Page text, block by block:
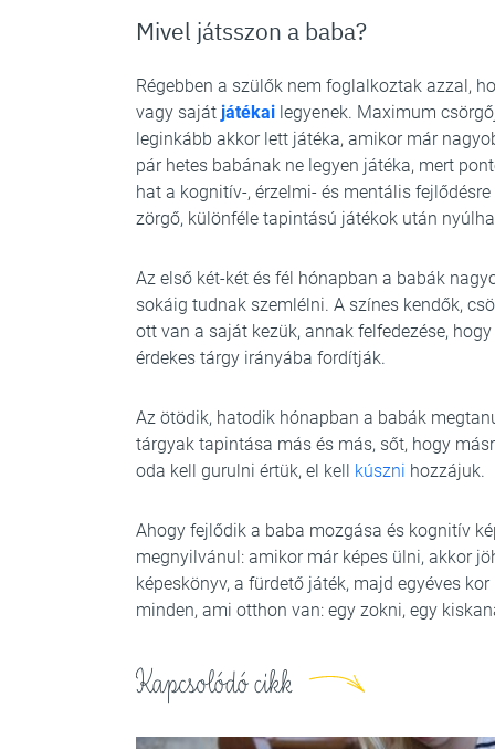
Mivel játsszon a baba?
Régebben a szülők nem foglalkoztak azzal,
vagy saját játékai legyenek. Maximum
leginkább akkor lett játéka, amikor már
pár hetes babának ne legyen játéka, mert
hat a kognitív-, érzelmi- és mentális
zörgő, különféle tapintású játékok után
Az első két-két és fél hónapban a babák
sokáig tudnak szemlélni. A színes kendők,
ott van a saját kezük, annak felfedezése,
érdekes tárgy irányába fordítják.
Az ötödik, hatodik hónapban a babák
tárgyak tapintása más és más, sőt, hogy
oda kell gurulni értük, el kell kúszni hozzájuk.
Ahogy fejlődik a baba mozgása és kognitív
megnyilvánul: amikor már képes ülni, akkor
képeskönyv, a fürdető játék, majd egyéves
minden, ami otthon van: egy zokni, egy
Kapcsolódó cikk